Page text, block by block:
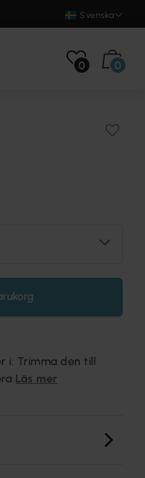
Svenska
0 0
i: Trimma den till
Läs mer